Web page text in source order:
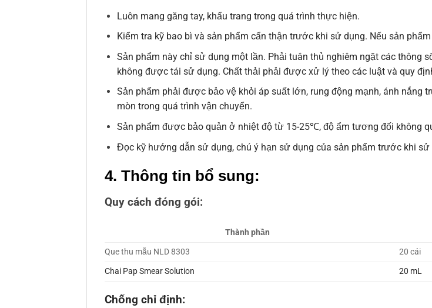
Luôn mang găng tay, khẩu trang trong quá trình thực hiện.
Kiểm tra kỹ bao bì và sản phẩm cẩn thận trước khi sử dụng. Nếu sản
Sản phẩm này chỉ sử dụng một lần. Phải tuân thủ nghiêm ngặt các thông
không được tái sử dụng. Chất thải phải được xử lý theo các luật và quy
Sản phẩm phải được bảo vệ khỏi áp suất lớn, rung động mạnh, ánh nắng
mòn trong quá trình vận chuyển.
Sản phẩm được bảo quản ở nhiệt độ từ 15-25℃, độ ẩm tương đối không
Đọc kỹ hướng dẫn sử dụng, chú ý hạn sử dụng của sản phẩm trước khi
4. Thông tin bổ sung:
Quy cách đóng gói:
Thành phần
Que thu mẫu NLD 8303
20 cái
Chai Pap Smear Solution
20 mL
Chống chỉ định: